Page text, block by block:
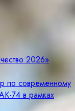
2026»
по современному
74 в рамках